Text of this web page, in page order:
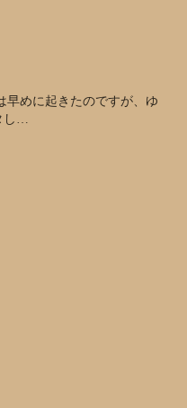
早めに起きたのですが、ゆ
し…